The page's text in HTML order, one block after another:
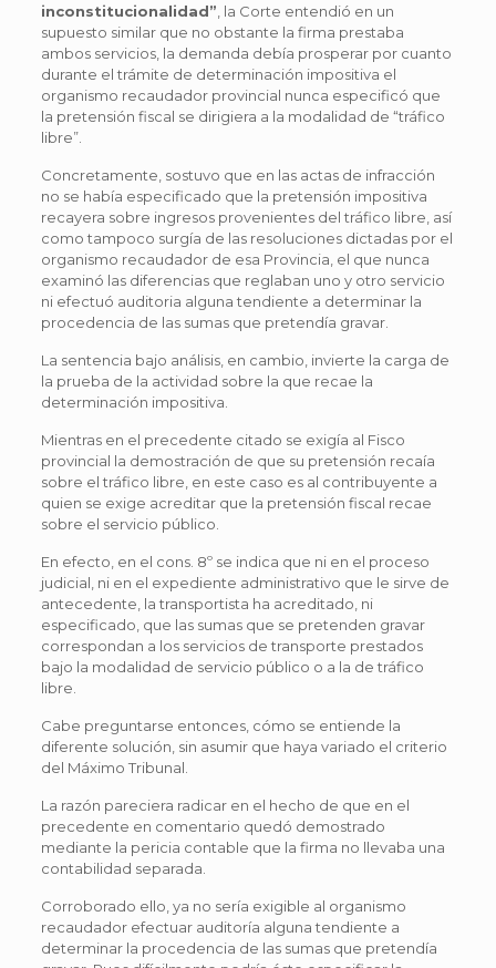
inconstitucionalidad” , la Corte entendió en un
supuesto similar que no obstante la firma prestaba
ambos servicios, la demanda debía prosperar por cuanto
durante el trámite de determinación impositiva el
organismo recaudador provincial nunca especificó que
la pretensión fiscal se dirigiera a la modalidad de “tráfico
libre”.
Concretamente, sostuvo que en las actas de infracción
no se había especificado que la pretensión impositiva
recayera sobre ingresos provenientes del tráfico libre, así
como tampoco surgía de las resoluciones dictadas por el
organismo recaudador de esa Provincia, el que nunca
examinó las diferencias que reglaban uno y otro servicio
ni efectuó auditoria alguna tendiente a determinar la
procedencia de las sumas que pretendía gravar.
La sentencia bajo análisis, en cambio, invierte la carga de
la prueba de la actividad sobre la que recae la
determinación impositiva.
Mientras en el precedente citado se exigía al Fisco
provincial la demostración de que su pretensión recaía
sobre el tráfico libre, en este caso es al contribuyente a
quien se exige acreditar que la pretensión fiscal recae
sobre el servicio público.
En efecto, en el cons. 8º se indica que ni en el proceso
judicial, ni en el expediente administrativo que le sirve de
antecedente, la transportista ha acreditado, ni
especificado, que las sumas que se pretenden gravar
correspondan a los servicios de transporte prestados
bajo la modalidad de servicio público o a la de tráfico
libre.
Cabe preguntarse entonces, cómo se entiende la
diferente solución, sin asumir que haya variado el criterio
del Máximo Tribunal.
La razón pareciera radicar en el hecho de que en el
precedente en comentario quedó demostrado
mediante la pericia contable que la firma no llevaba una
contabilidad separada.
Corroborado ello, ya no sería exigible al organismo
recaudador efectuar auditoría alguna tendiente a
determinar la procedencia de las sumas que pretendía